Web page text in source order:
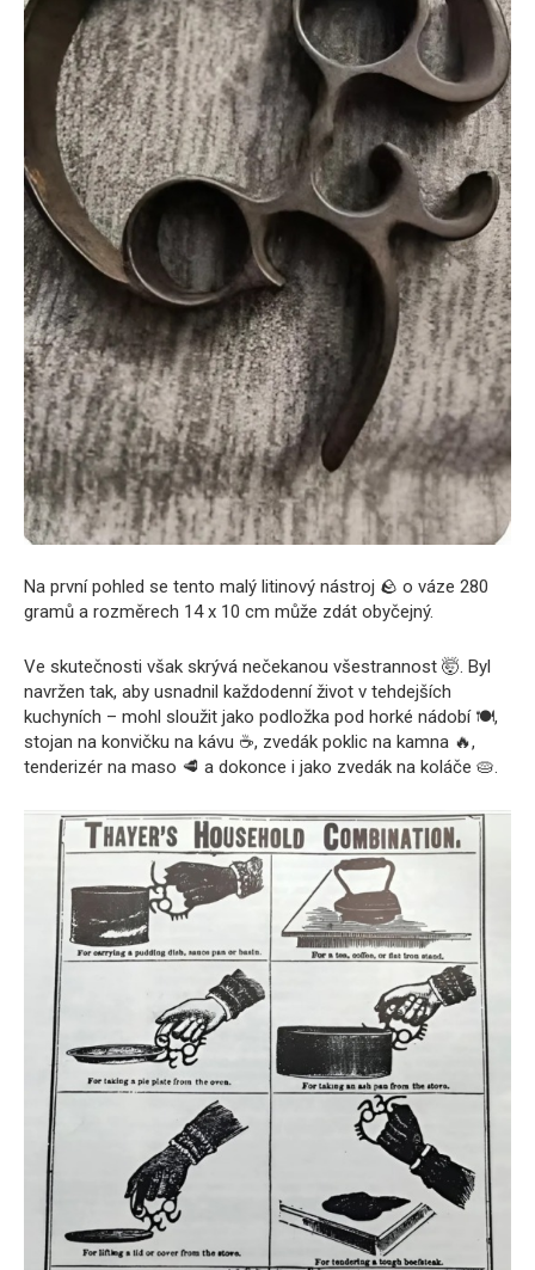
Na první pohled se tento malý litinový nástroj 🪨 o váze 280
gramů a rozměrech 14 x 10 cm může zdát obyčejný.
Ve skutečnosti však skrývá nečekanou všestrannost 🤯. Byl
navržen tak, aby usnadnil každodenní život v tehdejších
kuchyních – mohl sloužit jako podložka pod horké nádobí 🍽️,
stojan na konvičku na kávu ☕, zvedák poklic na kamna 🔥,
tenderizér na maso 🥩 a dokonce i jako zvedák na koláče 🥧.